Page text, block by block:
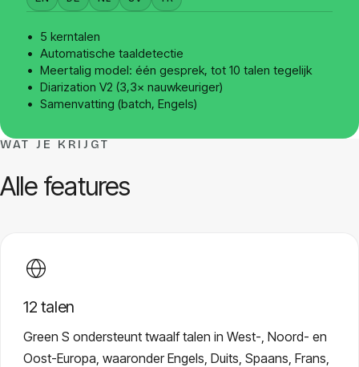
5 kerntalen
Automatische taaldetectie
Meertalig model: één gesprek, tot 10 talen tegelijk
Diarization V2 (3,3× nauwkeuriger)
Samenvatting (batch, Engels)
WAT JE KRIJGT
Alle features
12 talen
Green S ondersteunt twaalf talen in West-, Noord- en
Oost-Europa, waaronder Engels, Duits, Spaans, Frans,